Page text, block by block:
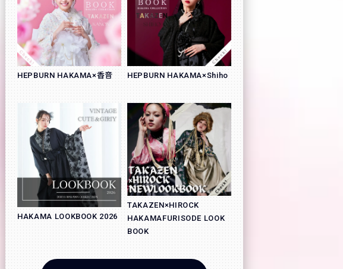
HEPBURN HAKAMA×香音 HEPBURN HAKAMA×Shiho
HAKAMA LOOKBOOK 2026
TAKAZEN×HIROCK
HAKAMAFURISODE LOOK
BOOK